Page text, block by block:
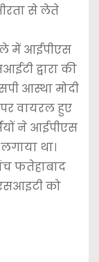
से लेते
में आईपीएस
द्वारा की
आस्था मोदी
पर वायरल हुए
ने आईपीएस
था।
फतेहाबाद
को